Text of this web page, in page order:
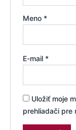
Meno *
E-mail *
Uložiť moje
prehliadači pre